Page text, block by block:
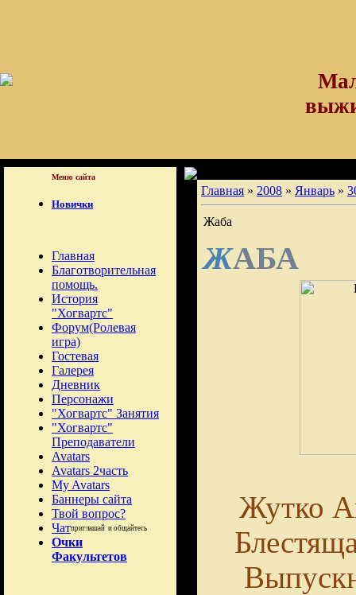
Меню сайта
Новички
Главная
Благотворительная
помощь.
История
"Хогвартс"
Форум(Ролевая
игра)
Гостевая
Галерея
Дневник
Персонажи
"Хогвартс" Занятия
"Хогвартс"
Преподаватели
Avatars
Avatars 2часть
My Avatars
Баннеры сайта
Твой вопрос?
Чатприглашай и общайтесь
Очки
Факультетов
Главная » 2008 » Январь »
Жаба
ЖАБА
Жутко